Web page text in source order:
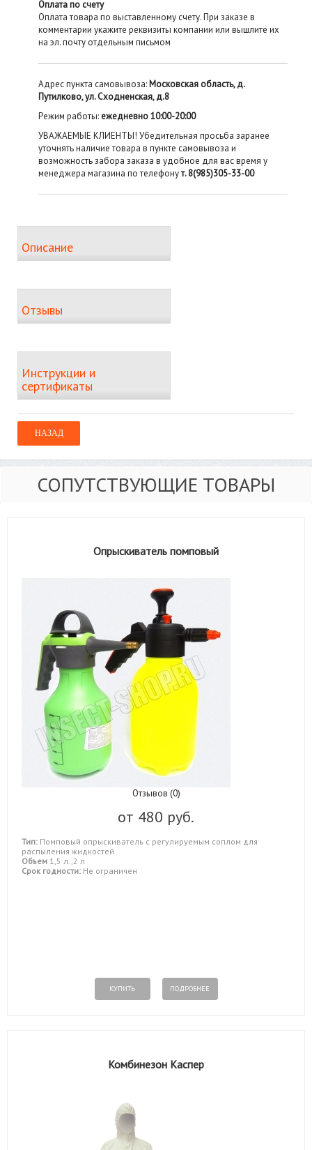
Оплата по счету
Оплата товара по выставленному счету. При заказе в
комментарии укажите реквизиты компании или вышлите их
на эл. почту отдельным письмом
Адрес пункта самовывоза: Московская область, д.
Путилково, ул. Сходненская, д.8
Режим работы: ежедневно 10:00-20:00
УВАЖАЕМЫЕ КЛИЕНТЫ! Убедительная просьба заранее
уточнять наличие товара в пункте самовывоза и
возможность забора заказа в удобное для вас время у
менеджера магазина по телефонут. 8(985)305-33-00
Описание
Отзывы
Инструкции и
сертификаты
СОПУТСТВУЮЩИЕ ТОВАРЫ
Опрыскиватель помповый
Отзывов (0)
от 480 руб.
Тип: Помповый опрыскиватель с регулируемым соплом для
распыления жидкостей
Объем 1,5 л.,2 л
Срок годности: Не ограничен
КУПИТЬ ПОДРОБНЕЕ
Комбинезон Каспер